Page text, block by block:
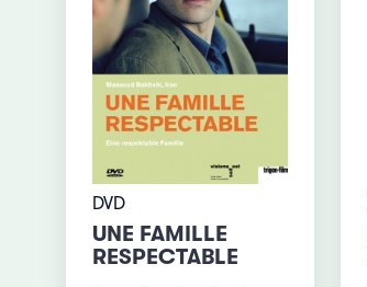
DVD
UNE FAMILLE
RESPECTABLE